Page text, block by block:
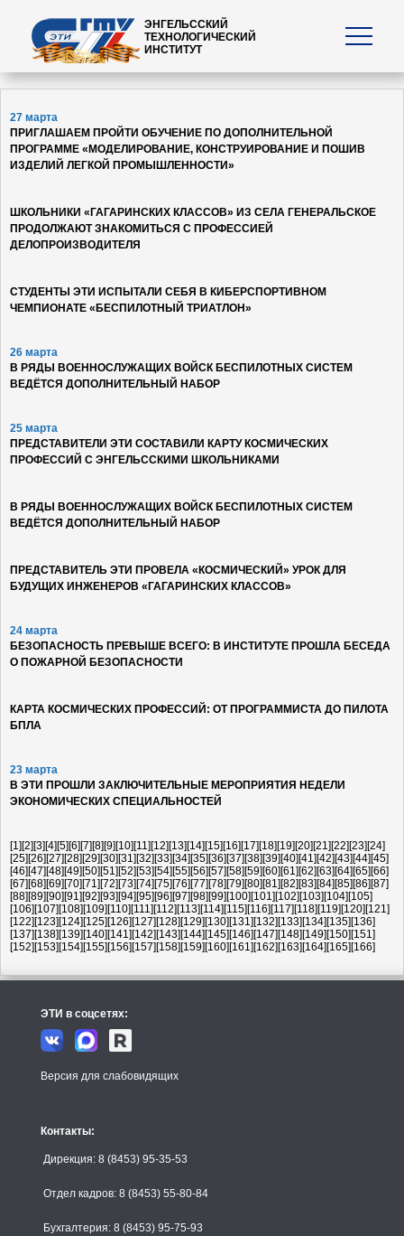
ЭНГЕЛЬССКИЙ
ТЕХНОЛОГИЧЕСКИЙ
ИНСТИТУТ
27 марта
ПРИГЛАШАЕМ ПРОЙТИ ОБУЧЕНИЕ ПО ДОПОЛНИТЕЛЬНОЙ
ПРОГРАММЕ «МОДЕЛИРОВАНИЕ, КОНСТРУИРОВАНИЕ И ПОШИВ
ИЗДЕЛИЙ ЛЕГКОЙ ПРОМЫШЛЕННОСТИ»
ШКОЛЬНИКИ «ГАГАРИНСКИХ КЛАССОВ» ИЗ СЕЛА ГЕНЕРАЛЬСКОЕ
ПРОДОЛЖАЮТ ЗНАКОМИТЬСЯ С ПРОФЕССИЕЙ
ДЕЛОПРОИЗВОДИТЕЛЯ
СТУДЕНТЫ ЭТИ ИСПЫТАЛИ СЕБЯ В КИБЕРСПОРТИВНОМ
ЧЕМПИОНАТЕ «БЕСПИЛОТНЫЙ ТРИАТЛОН»
26 марта
В РЯДЫ ВОЕННОСЛУЖАЩИХ ВОЙСК БЕСПИЛОТНЫХ СИСТЕМ
ВЕДЁТСЯ ДОПОЛНИТЕЛЬНЫЙ НАБОР
25 марта
ПРЕДСТАВИТЕЛИ ЭТИ СОСТАВИЛИ КАРТУ КОСМИЧЕСКИХ
ПРОФЕССИЙ С ЭНГЕЛЬССКИМИ ШКОЛЬНИКАМИ
В РЯДЫ ВОЕННОСЛУЖАЩИХ ВОЙСК БЕСПИЛОТНЫХ СИСТЕМ
ВЕДЁТСЯ ДОПОЛНИТЕЛЬНЫЙ НАБОР
ПРЕДСТАВИТЕЛЬ ЭТИ ПРОВЕЛА «КОСМИЧЕСКИЙ» УРОК ДЛЯ
БУДУЩИХ ИНЖЕНЕРОВ «ГАГАРИНСКИХ КЛАССОВ»
24 марта
БЕЗОПАСНОСТЬ ПРЕВЫШЕ ВСЕГО: В ИНСТИТУТЕ ПРОШЛА БЕСЕДА
О ПОЖАРНОЙ БЕЗОПАСНОСТИ
КАРТА КОСМИЧЕСКИХ ПРОФЕССИЙ: ОТ ПРОГРАММИСТА ДО ПИЛОТА
БПЛА
23 марта
В ЭТИ ПРОШЛИ ЗАКЛЮЧИТЕЛЬНЫЕ МЕРОПРИЯТИЯ НЕДЕЛИ
ЭКОНОМИЧЕСКИХ СПЕЦИАЛЬНОСТЕЙ
[1] [2] [3] [4] [5] [6] [7] [8] [9] [10] [11] [12] [13] [14] [15] [16] [17] [18] [19] [20] [21] [22] [23] [24]
[25] [26] [27] [28] [29] [30] [31] [32] [33] [34] [35] [36] [37] [38] [39] [40] [41] [42] [43] [44] [45]
[46] [47] [48] [49] [50] [51] [52] [53] [54] [55] [56] [57] [58] [59] [60] [61] [62] [63] [64] [65] [66]
[67] [68] [69] [70] [71] [72] [73] [74] [75] [76] [77] [78] [79] [80] [81] [82] [83] [84] [85] [86] [87]
[88] [89] [90] [91] [92] [93] [94] [95] [96] [97] [98] [99] [100] [101] [102] [103] [104] [105]
[106] [107] [108] [109] [110] [111] [112] [113] [114] [115] [116] [117] [118] [119] [120] [121]
[122] [123] [124] [125] [126] [127] [128] [129] [130] [131] [132] [133] [134] [135] [136]
[137] [138] [139] [140] [141] [142] [143] [144] [145] [146] [147] [148] [149] [150] [151]
[152] [153] [154] [155] [156] [157] [158] [159] [160] [161] [162] [163] [164] [165] [166]
ЭТИ в соцсетях:
Версия для слабовидящих
Контакты:
Дирекция: 8 (8453) 95-35-53
Отдел кадров: 8 (8453) 55-80-84
Бухгалтерия: 8 (8453) 95-75-93